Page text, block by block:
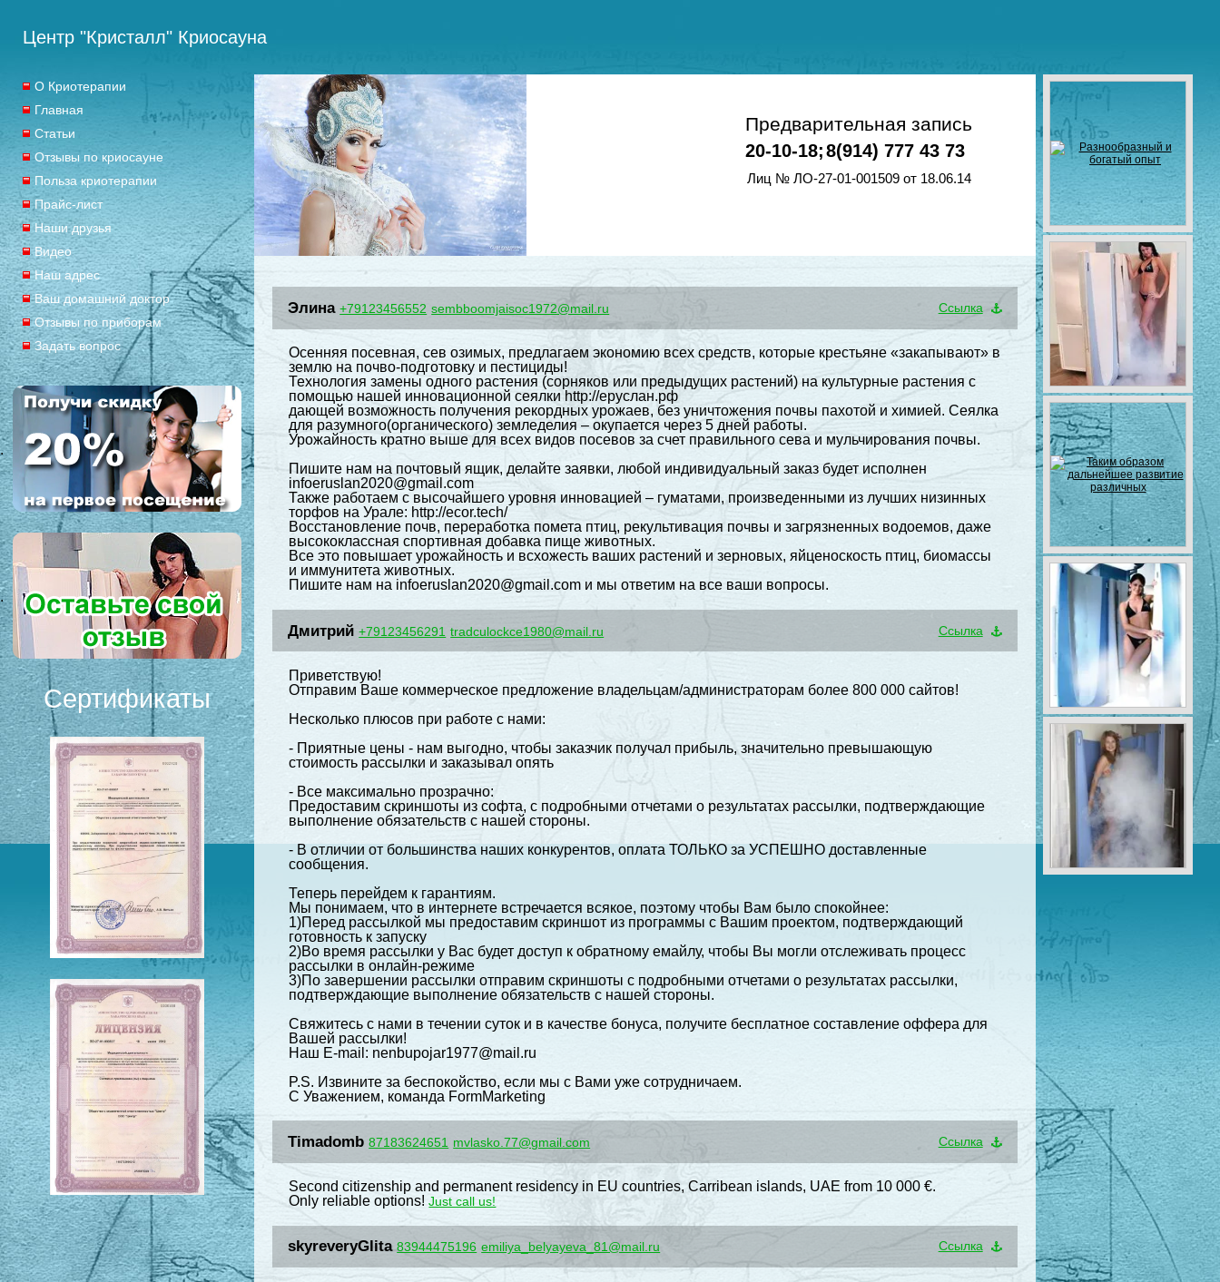
Центр "Кристалл" Криосауна
О Криотерапии
Главная
Статьи
Отзывы по криосауне
Польза криотерапии
Прайс-лист
Наши друзья
Видео
Наш адрес
Ваш домашний доктор
Отзывы по приборам
Задать вопрос
.
.
Сертификаты
Предварительная запись
20-10-18;8(914) 777 43 73
Лиц № ЛО-27-01-001509 от 18.06.14
Элина +79123456552 sembboomjaisoc1972@mail.ru Cсылка
Осенняя посевная, сев озимых, предлагаем экономию всех средств, которые крестьяне «закапывают» в
землю на почво-подготовку и пестициды!
Технология замены одного растения (сорняков или предыдущих растений) на культурные растения с
помощью нашей инновационной сеялки http://еруслан.рф
дающей возможность получения рекордных урожаев, без уничтожения почвы пахотой и химией. Сеялка
для разумного(органического) земледелия – окупается через 5 дней работы.
Урожайность кратно выше для всех видов посевов за счет правильного сева и мульчирования почвы.
Пишите нам на почтовый ящик, делайте заявки, любой индивидуальный заказ будет исполнен
infoeruslan2020@gmail.com
Также работаем с высочайшего уровня инновацией – гуматами, произведенными из лучших низинных
торфов на Урале: http://ecor.tech/
Восстановление почв, переработка помета птиц, рекультивация почвы и загрязненных водоемов, даже
высококлассная спортивная добавка пище животных.
Все это повышает урожайность и всхожесть ваших растений и зерновых, яйценоскость птиц, биомассы
и иммунитета животных.
Пишите нам на infoeruslan2020@gmail.com и мы ответим на все ваши вопросы.
Дмитрий +79123456291 tradculockce1980@mail.ru Cсылка
Приветствую!
Отправим Ваше коммерческое предложение владельцам/администраторам более 800 000 сайтов!
Несколько плюсов при работе с нами:
- Приятные цены - нам выгодно, чтобы заказчик получал прибыль, значительно превышающую
стоимость рассылки и заказывал опять
- Все максимально прозрачно:
Предоставим скриншоты из софта, с подробными отчетами о результатах рассылки, подтверждающие
выполнение обязательств с нашей стороны.
- В отличии от большинства наших конкурентов, оплата ТОЛЬКО за УСПЕШНО доставленные
сообщения.
Теперь перейдем к гарантиям.
Мы понимаем, что в интернете встречается всякое, поэтому чтобы Вам было спокойнее:
1)Перед рассылкой мы предоставим скриншот из программы с Вашим проектом, подтверждающий
готовность к запуску
2)Во время рассылки у Вас будет доступ к обратному емайлу, чтобы Вы могли отслеживать процесс
рассылки в онлайн-режиме
3)По завершении рассылки отправим скриншоты с подробными отчетами о результатах рассылки,
подтверждающие выполнение обязательств с нашей стороны.
Свяжитесь с нами в течении суток и в качестве бонуса, получите бесплатное составление оффера для
Вашей рассылки!
Наш E-mail: nenbupojar1977@mail.ru
P.S. Извините за беспокойство, если мы с Вами уже сотрудничаем.
С Уважением, команда FormMarketing
Timadomb 87183624651 mvlasko.77@gmail.com Cсылка
Second citizenship and permanent residency in EU countries, Carribean islands, UAE from 10 000 €.
Only reliable options!Just call us!
skyreveryGlita 83944475196 emiliya_belyayeva_81@mail.ru Cсылка